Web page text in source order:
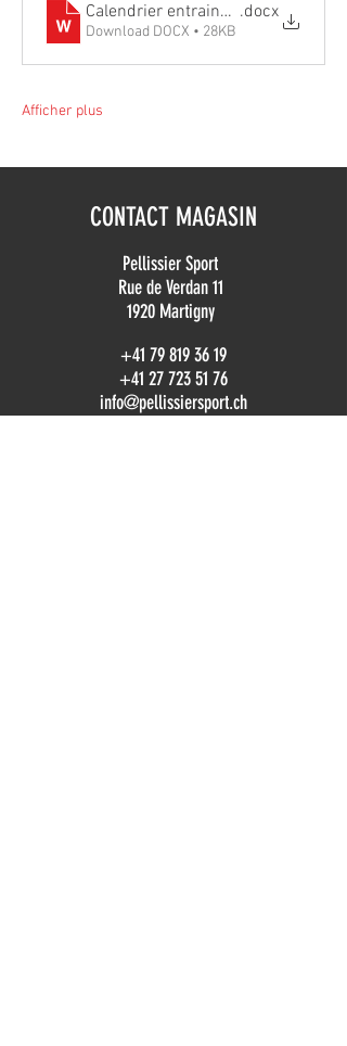
Calendrier entrainements 2025
.docx
Download DOCX • 28KB
Afficher plus
CONTACT MAGASIN
Pellissier Sport
Rue de Verdan 11
1920 Martigny
+41 79 819 36 19
+41 27 723 51 76
info@pellissiersport.ch